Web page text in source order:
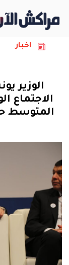
سياسة
دولية
المرأة
فنية
اخبار
الوزير
الاجتماع
المتوسط